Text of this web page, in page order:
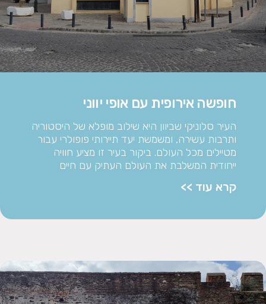
חופשה אירופית עם אופי יווני
העיר סלוניקי שביוון היא שילוב מופלא של היסטוריה
ותרבות עשירה, ומשמשת יעד תיירותי פופולרי עבור
מטיילים מכל העולם. ביקור בעיר זו מציע חוויה
ייחודית המשלבת את העולם העתיק עם חיים
קרא עוד >>